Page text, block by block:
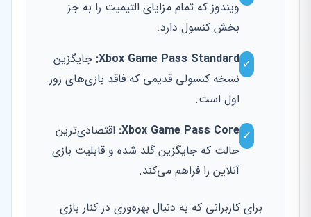
ویندوز که تمام مزایای التیمیت را به جز
بخش کنسول دارد.
✓
Xbox Game Pass Standard: جایگزین
نسخه کنسولی قدیمی که فاقد بازی‌های روز
اول است.
✓
Xbox Game Pass Core: اقتصادی‌ترین
حالت که جایگزین گلد شده و قابلیت بازی
آنلاین را فراهم می‌کند.
برای کاربرانی که به دنبال بهره‌وری در کنار بازی